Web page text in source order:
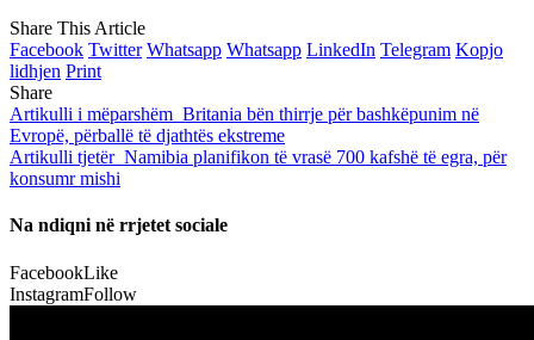
Share This Article
Facebook Twitter Whatsapp Whatsapp LinkedIn Telegram Kopjo
lidhjen Print
Share
Artikulli i mëparshëm Britania bën thirrje për bashkëpunim në
Evropë, përballë të djathtës ekstreme
Artikulli tjetër Namibia planifikon të vrasë 700 kafshë të egra, për
konsumr mishi
Na ndiqni në rrjetet sociale
FacebookLike
InstagramFollow